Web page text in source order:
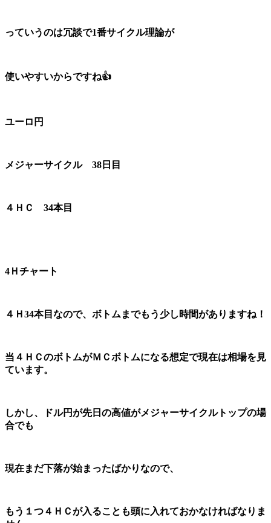
っていうのは冗談で1番サイクル理論が
使いやすいからですね👍
ユーロ円
メジャーサイクル 38日目
４ＨＣ 34本目
4Ｈチャート
４Ｈ34本目なので、ボトムまでもう少し時間がありますね！
当４ＨＣのボトムがＭＣボトムになる想定で現在は相場を見
ています。
しかし、ドル円が先日の高値がメジャーサイクルトップの場
合でも
現在まだ下落が始まったばかりなので、
もう１つ４ＨＣが入ることも頭に入れておかなければなりま